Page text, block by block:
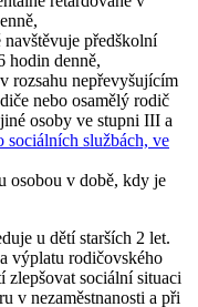
předškolní
hodin denně,
rozsahu nepřevyšujícím
nebo osamělý rodič
osoby ve stupni III a
sociálních službách, ve
osobou v době, kdy je
u dětí starších 2 let.
výplatu rodičovského
zlepšovat sociální situaci
v nezaměstnanosti a při